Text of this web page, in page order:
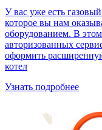
У вас уже есть
которое вы нам
оборудованием. В этом
авторизованных
оформить
котел
Узнать подробнее